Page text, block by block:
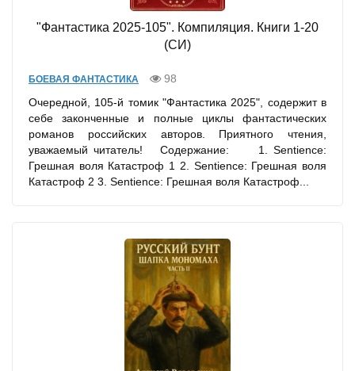
"Фантастика 2025-105". Компиляция. Книги 1-20
(СИ)
БОЕВАЯ ФАНТАСТИКА
98
Очередной, 105-й томик "Фантастика 2025", содержит в
себе законченные и полные циклы фантастических
романов российских авторов. Приятного чтения,
уважаемый читатель! Содержание: 1. Sentience:
Грешная воля Катастроф 1 2. Sentience: Грешная воля
Катастроф 2 3. Sentience: Грешная воля Катастроф...